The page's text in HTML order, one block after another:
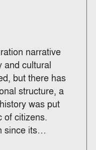
narrative
and cultural
but there has
structure, a
was put
of citizens.
since its…